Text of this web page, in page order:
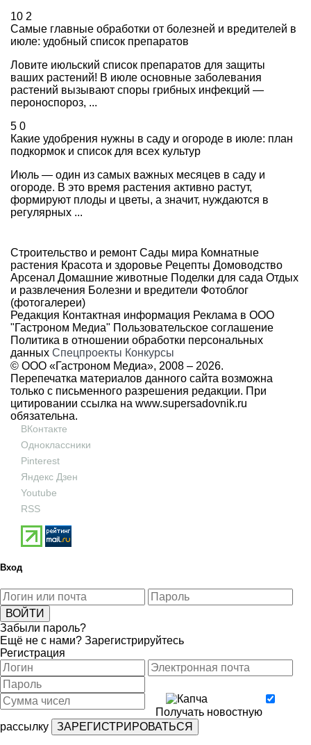
10 2
Самые главные обработки от болезней и вредителей в
июле: удобный список препаратов
Ловите июльский список препаратов для защиты
ваших растений! В июле основные заболевания
растений вызывают споры грибных инфекций —
пероноспороз, ...
5 0
Какие удобрения нужны в саду и огороде в июле: план
подкормок и список для всех культур
Июль — один из самых важных месяцев в саду и
огороде. В это время растения активно растут,
формируют плоды и цветы, а значит, нуждаются в
регулярных ...
Строительство и ремонт Сады мира Комнатные
растения Красота и здоровье Рецепты Домоводство
Арсенал Домашние животные Поделки для сада Отдых
и развлечения Болезни и вредители Фотоблог
(фотогалереи)
Редакция Контактная информация Реклама в ООО
"Гастроном Медиа" Пользовательское соглашение
Политика в отношении обработки персональных
данных Спецпроекты Конкурсы
© ООО «Гастроном Медиа», 2008 – 2026.
Перепечатка материалов данного сайта возможна
только с письменного разрешения редакции. При
цитировании ссылка на www.supersadovnik.ru
обязательна.
ВКонтакте
Одноклассники
Pinterest
Яндекс Дзен
Youtube
RSS
Вход
Забыли пароль?
Ещё не с нами? Зарегистрируйтесь
Регистрация
Получать новостную
рассылку